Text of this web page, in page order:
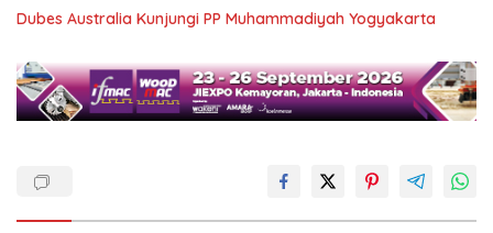
Dubes Australia Kunjungi PP Muhammadiyah Yogyakarta